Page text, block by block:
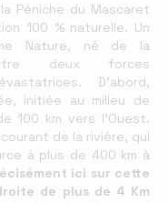
Péniche du Mascaret
100 % naturelle. Un
Nature, né de la
deux forces
D’abord,
initiée au milieu de
100 km vers l’Ouest.
de la rivière, qui
à plus de 400 km à
ici sur cette
de plus de 4 Km